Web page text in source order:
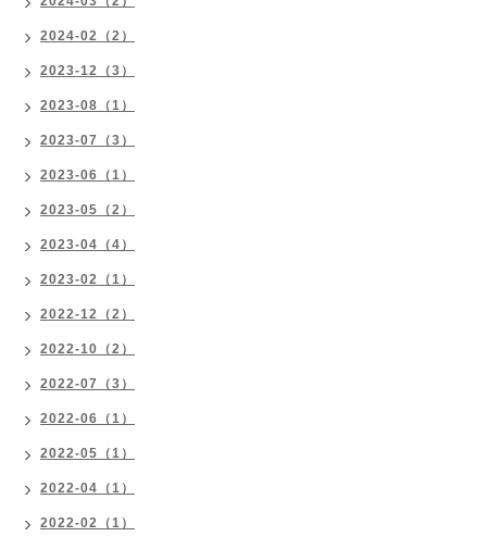
2024-02（2）
2023-12（3）
2023-08（1）
2023-07（3）
2023-06（1）
2023-05（2）
2023-04（4）
2023-02（1）
2022-12（2）
2022-10（2）
2022-07（3）
2022-06（1）
2022-05（1）
2022-04（1）
2022-02（1）